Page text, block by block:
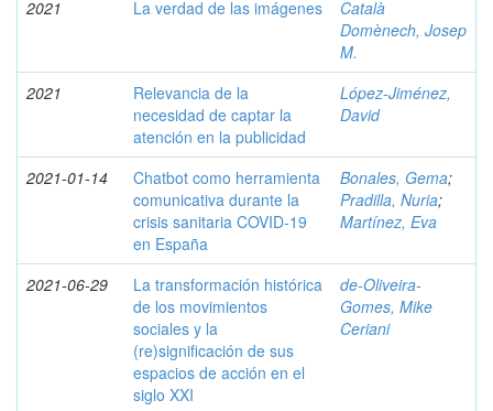
2021 La verdad de las imágenes
Català
Domènech, Josep
M.
2021
Relevancia de la
necesidad de captar la
atención en la publicidad
López-Jiménez,
David
2021-01-14
Chatbot como herramienta
comunicativa durante la
crisis sanitaria COVID-19
en España
Bonales, Gema;
Pradilla, Nuria;
Martínez, Eva
2021-06-29
La transformación histórica
de los movimientos
sociales y la
(re)significación de sus
espacios de acción en el
siglo XXI
de-Oliveira-
Gomes, Mike
Ceriani